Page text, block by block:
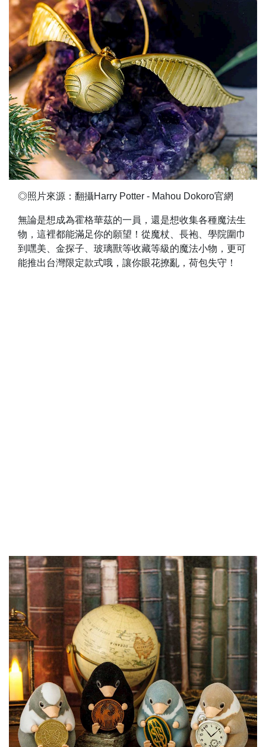
◎照片來源：翻攝Harry Potter - Mahou Dokoro官網
無論是想成為霍格華茲的一員，還是想收集各種魔法生
物，這裡都能滿足你的願望！從魔杖、長袍、學院圍巾
到嘿美、金探子、玻璃獸等收藏等級的魔法小物，更可
能推出台灣限定款式哦，讓你眼花撩亂，荷包失守！